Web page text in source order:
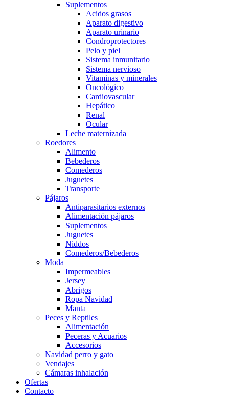
Suplementos
Acidos grasos
Aparato digestivo
Aparato urinario
Condroprotectores
Pelo y piel
Sistema inmunitario
Sistema nervioso
Vitaminas y minerales
Oncológico
Cardiovascular
Hepático
Renal
Ocular
Leche maternizada
Roedores
Alimento
Bebederos
Comederos
Juguetes
Transporte
Pájaros
Antiparasitarios externos
Alimentación pájaros
Suplementos
Juguetes
Niddos
Comederos/Bebederos
Moda
Impermeables
Jersey
Abrigos
Ropa Navidad
Manta
Peces y Reptiles
Alimentación
Peceras y Acuarios
Accesorios
Navidad perro y gato
Vendajes
Cámaras inhalación
Ofertas
Contacto